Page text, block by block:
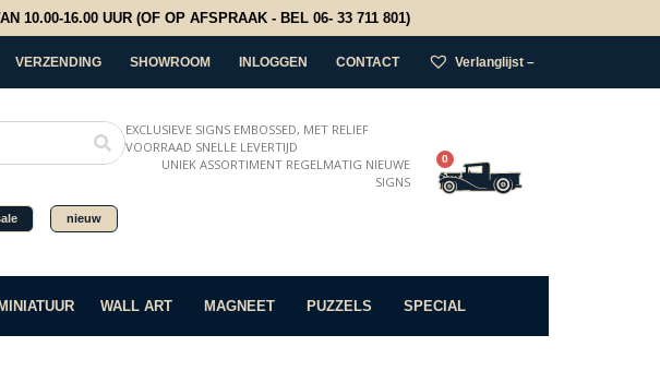
10.00-16.00 UUR (OF OP AFSPRAAK - BEL 06- 33 711 801)
VERZENDING SHOWROOM INLOGGEN CONTACT Verlanglijst –
nieuw
EXCLUSIEVE SIGNS EMBOSSED, MET RELIEF
VOORRAAD SNELLE LEVERTIJD
UNIEK ASSORTIMENT REGELMATIG NIEUWE
SIGNS
0
MINIATUUR WALL ART MAGNEET PUZZELS SPECIAL